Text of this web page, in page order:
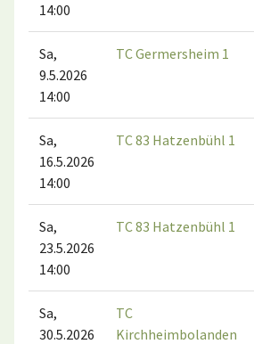
14:00
Sa,
9.5.2026
14:00
TC Germersheim 1
Sa,
16.5.2026
14:00
TC 83 Hatzenbühl 1
Sa,
23.5.2026
14:00
TC 83 Hatzenbühl 1
Sa,
30.5.2026
TC
Kirchheimbolanden